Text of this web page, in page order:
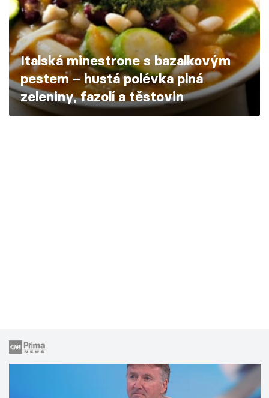
Škola vaření
Recepty z TV
Speciál: Cuketa
Těhotnej kuchař
Italská minestrone s bazalkovým
pestem – hustá polévka plná
zeleniny, fazolí a těstovin